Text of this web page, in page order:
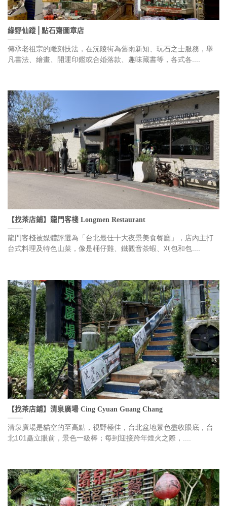
綠野仙蹤⎪點石齋圖章店
傳承老祖宗的雕刻技法，在沅陵街為舊雨新知、玩石之士服務，舉
凡書法、繪畫、開運印鑑或合婚落款、趣味藏書等，各式各....
【找茶店鋪】龍門客棧 Longmen Restaurant
龍門客棧被媒體評選為「台北最佳十大夜景美食餐廳」，店內主打
台式料理及特色山菜，像是桶仔雞、鐵觀音茶蝦、刈包和包....
【找茶店鋪】清泉廣場 Cing Cyuan Guang Chang
清泉廣場是貓空的至高點，視野極佳，台北盆地景色盡收眼底，台
北101矗立眼前，景色一級棒；每到迎接跨年煙火之際，....